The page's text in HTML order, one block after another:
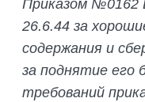
Приказом №0162
26.6.44 за
содержания и
за поднятие его
требований